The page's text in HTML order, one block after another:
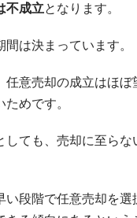
不成立となります。
は決まっています。
任意売却の成立はほぼ
めです。
しても、売却に至らな
い段階で任意売却を選